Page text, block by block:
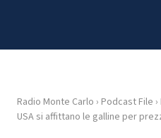
HOME
Radio Monte Carlo › Podcast File ›
USA si affittano le galline per